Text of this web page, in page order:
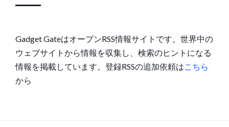
Gadget GateはオープンRSS情報サイトです。世界中の
ウェブサイトから情報を収集し、検索のヒントになる
情報を掲載しています。登録RSSの追加依頼は こちら
から